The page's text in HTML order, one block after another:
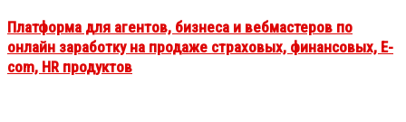
Платформа для агентов, бизнеса и вебмастеров по
онлайн заработку на продаже страховых, финансовых, E-
com, HR продуктов